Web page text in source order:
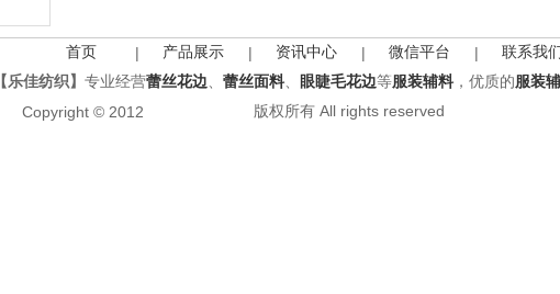
首页 | 产品展示 | 资讯中心 | 微信平台 | 联系我
【乐佳纺织】 专业经营蕾丝花边 蕾丝面料 眼睫毛花边等服装辅料 ，优质的服装
Copyright © 2012
版权所有 All rights reserved